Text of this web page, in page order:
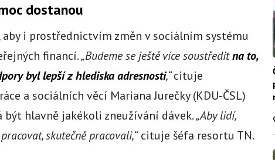
dostanou
i prostřednictvím změn v sociálním systému
financí.„Budeme se ještě více soustředitna to,
byl lepší z hlediska adresnosti,“cituje
a sociálních věcí Mariana Jurečky (KDU-ČSL)
být hlavně jakékoli zneužívání dávek.„Aby lidí,
skutečně pracovali,“cituje šéfa resortu TN.